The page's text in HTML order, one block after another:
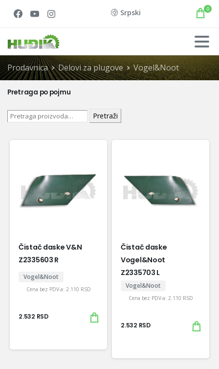
Srpski 0
Prodavnica Delovi za plugove Vogel&Noot
Čistač daske V&N
Z2335603 R
Vogel&Noot
Cena bez PDV-a: 2.110 RSD
2.532 RSD
Čistač daske
Vogel&Noot
Z2335703 L
Vogel&Noot
Cena bez PDV-a: 2.110 RSD
2.532 RSD
Pretraga po pojmu
Pretraži